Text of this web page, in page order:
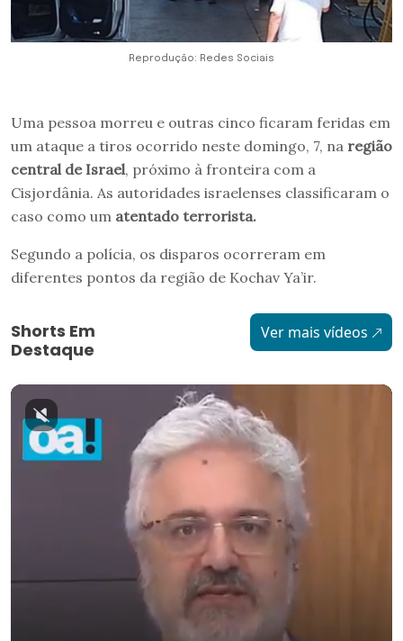
Reprodução: Redes Sociais
Uma pessoa morreu e outras cinco ficaram feridas em
um ataque a tiros ocorrido neste domingo, 7, na região
central de Israel, próximo à fronteira com a
Cisjordânia. As autoridades israelenses classificaram o
caso como um atentado terrorista.
Segundo a polícia, os disparos ocorreram em
diferentes pontos da região de Kochav Ya’ir.
Shorts Em
Destaque
Ver mais vídeos